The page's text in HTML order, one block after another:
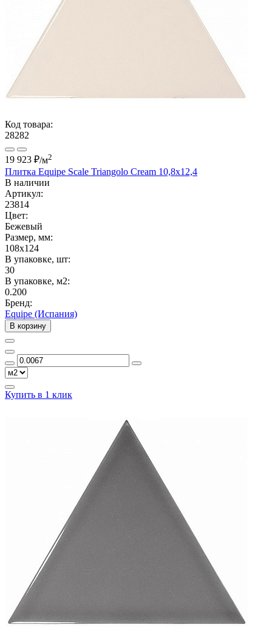
Код товара:
28282
19 923 ₽/м2
Плитка Equipe Scale Triangolo Cream 10,8x12,4
В наличии
Артикул:
23814
Цвет:
Бежевый
Размер, мм:
108x124
В упаковке, шт:
30
В упаковке, м2:
0.200
Бренд:
Equipe (Испания)
В корзину
Купить в 1 клик